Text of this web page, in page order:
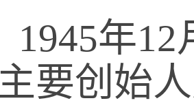
1945年
主要创始